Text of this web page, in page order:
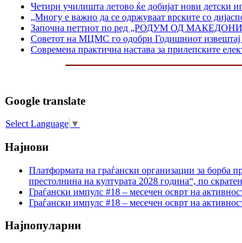
Четири училишта летово ќе добијат нови детски
„Многу е важно да се одржуваат врските со
Започна петтиот по ред „РОДУМ ОД
Советот на МЦМС го одобри Годишниот извештај
Современа практична настава за прилепските
Google translate
Select Language ▼
Најнови
Платформата на граѓански организации за борба
престолнина на културата 2028 година“, по
Граѓански импулс #18 – месечен осврт на
Граѓански импулс #18 – месечен осврт на
Најпопуларни